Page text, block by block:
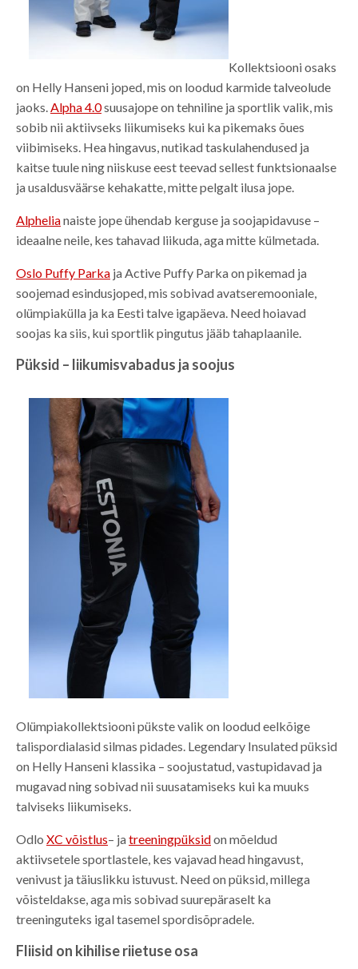
Kollektsiooni osaks
on Helly Hanseni joped, mis on loodud karmide talveolude
jaoks.Alpha 4.0suusajope on tehniline ja sportlik valik, mis
sobib nii aktiivseks liikumiseks kui ka pikemaks õues
viibimiseks. Hea hingavus, nutikad taskulahendused ja
kaitse tuule ning niiskuse eest teevad sellest funktsionaalse
ja usaldusväärse kehakatte, mitte pelgalt ilusa jope.
Alphelianaiste jope ühendab kerguse ja soojapidavuse –
ideaalne neile, kes tahavad liikuda, aga mitte külmetada.
Oslo Puffy Parka ja Active Puffy Parka on pikemad ja
soojemad esindusjoped, mis sobivad avatseremooniale,
olümpiakülla ja ka Eesti talve igapäeva. Need hoiavad
soojas ka siis, kui sportlik pingutus jääb tahaplaanile.
Püksid – liikumisvabadus ja soojus
Olümpiakollektsiooni pükste valik on loodud eelkõige
talispordialasid silmas pidades. Legendary Insulated püksid
on Helly Hanseni klassika – soojustatud, vastupidavad ja
mugavad ning sobivad nii suusatamiseks kui ka muuks
talviseks liikumiseks.
Odlo XC võistlus– jatreeningpüksidon mõeldud
aktiivsetele sportlastele, kes vajavad head hingavust,
venivust ja täiuslikku istuvust. Need on püksid, millega
võisteldakse, aga mis sobivad suurepäraselt ka
treeninguteks igal tasemel spordisõpradele.
Fliisid on kihilise riietuse osa